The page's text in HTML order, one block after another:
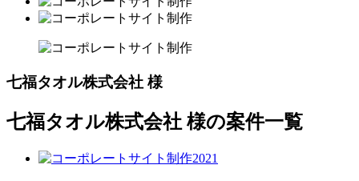
七福タオル株式会社 様
七福タオル株式会社 様の案件一覧
2021